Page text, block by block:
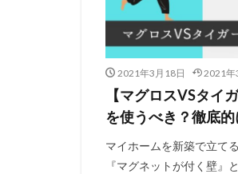
2021年3月18日 2021年
【マグロスVSタイ
を使うべき？徹底的
マイホームを新築で立て
『マグネットが付く壁』